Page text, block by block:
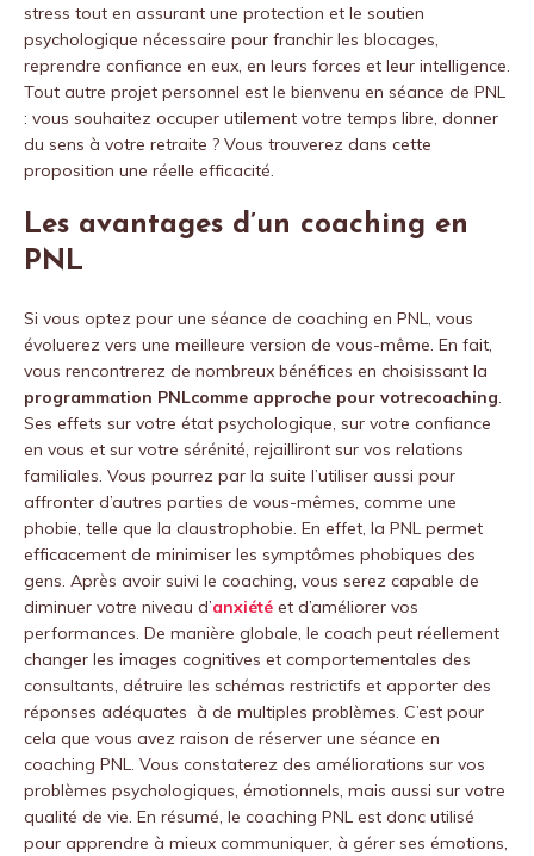
stress tout en assurant une protection et le soutien
psychologique nécessaire pour franchir les blocages,
reprendre confiance en eux, en leurs forces et leur intelligence.
Tout autre projet personnel est le bienvenu en séance de PNL
: vous souhaitez occuper utilement votre temps libre, donner
du sens à votre retraite ? Vous trouverez dans cette
proposition une réelle efficacité.
Les avantages d’un coaching en
PNL
Si vous optez pour une séance de coaching en PNL, vous
évoluerez vers une meilleure version de vous-même. En fait,
vous rencontrerez de nombreux bénéfices en choisissant la
programmation PNLcomme approche pour votrecoaching.
Ses effets sur votre état psychologique, sur votre confiance
en vous et sur votre sérénité, rejailliront sur vos relations
familiales. Vous pourrez par la suite l’utiliser aussi pour
affronter d’autres parties de vous-mêmes, comme une
phobie, telle que la claustrophobie. En effet, la PNL permet
efficacement de minimiser les symptômes phobiques des
gens. Après avoir suivi le coaching, vous serez capable de
diminuer votre niveau d’anxiété et d’améliorer vos
performances. De manière globale, le coach peut réellement
changer les images cognitives et comportementales des
consultants, détruire les schémas restrictifs et apporter des
réponses adéquates à de multiples problèmes. C’est pour
cela que vous avez raison de réserver une séance en
coaching PNL. Vous constaterez des améliorations sur vos
problèmes psychologiques, émotionnels, mais aussi sur votre
qualité de vie. En résumé, le coaching PNL est donc utilisé
pour apprendre à mieux communiquer, à gérer ses émotions,